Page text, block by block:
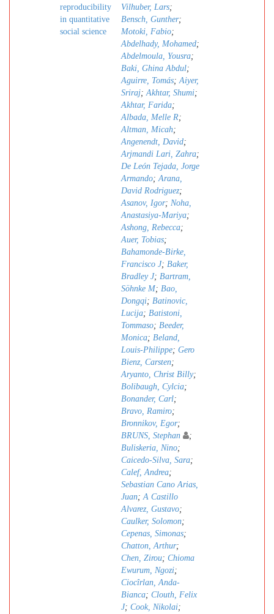
reproducibility
in quantitative
social science
Vilhuber, Lars;
Bensch, Gunther;
Motoki, Fabio;
Abdelhady, Mohamed;
Abdelmoula, Yousra;
Baki, Ghina Abdul;
Aguirre, Tomás;Aiyer,
Sriraj;Akhtar, Shumi;
Akhtar, Farida;
Albada, Melle R;
Altman, Micah;
Angenendt, David;
Arjmandi Lari, Zahra;
De León Tejada, Jorge
Armando;Arana,
David Rodriguez;
Asanov, Igor; Noha,
Anastasiya-Mariya;
Ashong, Rebecca;
Auer, Tobias;
Bahamonde-Birke,
Francisco J; Baker,
Bradley J; Bartram,
Söhnke M; Bao,
Dongqi; Batinovic,
Lucija; Batistoni,
Tommaso; Beeder,
Monica; Beland,
Louis-Philippe; Gero
Bienz, Carsten;
Aryanto, Christ Billy;
Bolibaugh, Cylcia;
Bonander, Carl;
Bravo, Ramiro;
Bronnikov, Egor;
BRUNS, Stephan
;
Buliskeria, Nino;
Caicedo-Silva, Sara;
Calef, Andrea;
Sebastian Cano Arias,
Juan;A Castillo
Alvarez, Gustavo;
Caulker, Solomon;
Cepenas, Simonas;
Chatton, Arthur;
Chen, Zirou; Chioma
Ewurum, Ngozi;
Ciocîrlan, Anda-
Bianca; Clouth, Felix
J; Cook, Nikolai;